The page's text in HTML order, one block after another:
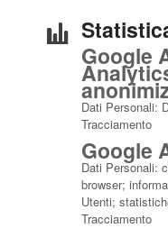
Google
Dati Personali:
Tracciamento
Google
Dati Personali:
browser;
Utenti;
Tracciamento